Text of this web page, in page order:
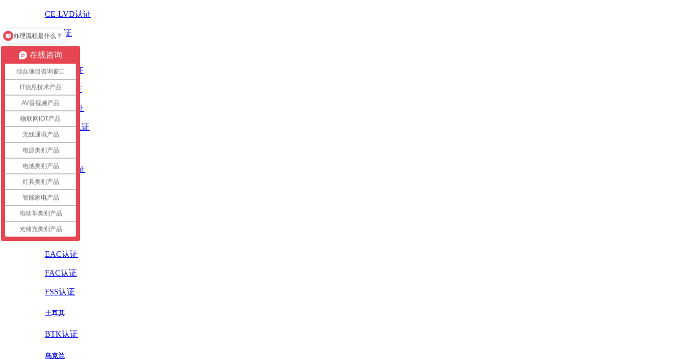
CE-LVD认证
CE认证
ErP认证
ROHS认证
PAHS认证
WEEE认证
REACH认证
英国
UKCA认证
德国
GS认证
俄罗斯
EAC认证
FAC认证
FSS认证
土耳其
BTK认证
乌克兰
在线咨询
综合项目咨询窗口
IT信息技术产品
AV音视频产品
物联网IOT产品
无线通讯产品
电源类别产品
电池类别产品
灯具类别产品
智能家电产品
电动车类别产品
光储充类别产品
怎么办理认证？
办理流程是什么？